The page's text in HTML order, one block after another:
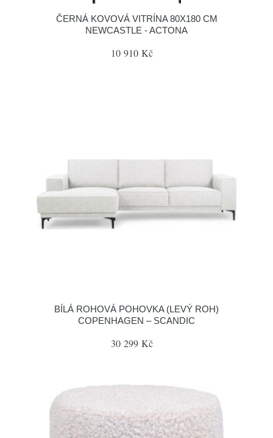
ČERNÁ KOVOVÁ VITRÍNA 80X180 CM
NEWCASTLE - ACTONA
10 910 Kč
BÍLÁ ROHOVÁ POHOVKA (LEVÝ ROH)
COPENHAGEN – SCANDIC
30 299 Kč